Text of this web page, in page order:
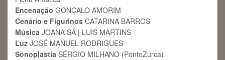
Encenação GONÇALO AMORIM
Cenário e Figurinos CATARINA BARROS
Música JOANA SÁ | LUIS MARTINS
Luz JOSÉ MANUEL RODRIGUES
Sonoplastia SÉRGIO MILHANO (PontoZurca)